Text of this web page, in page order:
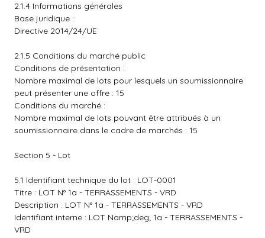
2.1.4 Informations générales
Base juridique :
Directive 2014/24/UE
2.1.5 Conditions du marché public
Conditions de présentation :
Nombre maximal de lots pour lesquels un soumissionnaire
peut présenter une offre : 15
Conditions du marché :
Nombre maximal de lots pouvant être attribués à un
soumissionnaire dans le cadre de marchés : 15
Section 5 - Lot
5.1 Identifiant technique du lot : LOT-0001
Titre : LOT N° 1a - TERRASSEMENTS - VRD
Description : LOT N° 1a - TERRASSEMENTS - VRD
Identifiant interne : LOT Namp;deg; 1a - TERRASSEMENTS -
VRD